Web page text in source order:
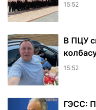
15:52
В ПЦУ
15:52
ГЭСС: